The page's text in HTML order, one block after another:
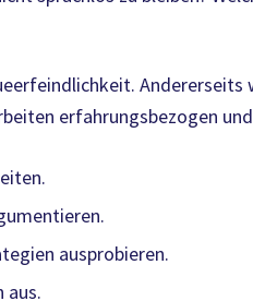
Andererseits
erfahrungsbezogen
ausprobieren.
aus.